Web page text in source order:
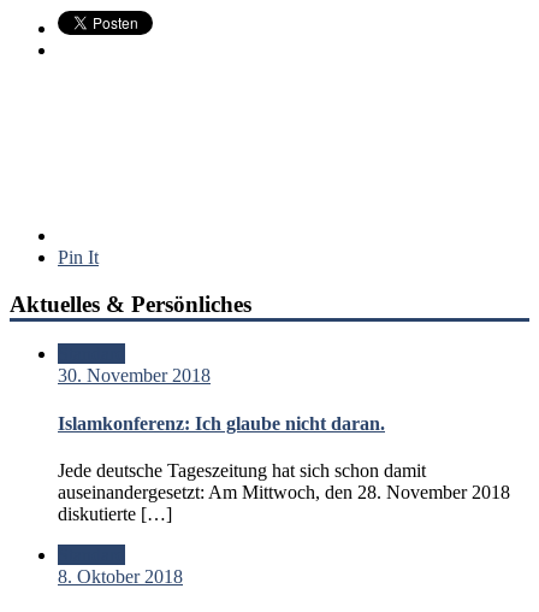
Pin It
Aktuelles & Persönliches
30. November 2018
Islamkonferenz: Ich glaube nicht daran.
Jede deutsche Tageszeitung hat sich schon damit
auseinandergesetzt: Am Mittwoch, den 28. November 2018
diskutierte […]
8. Oktober 2018